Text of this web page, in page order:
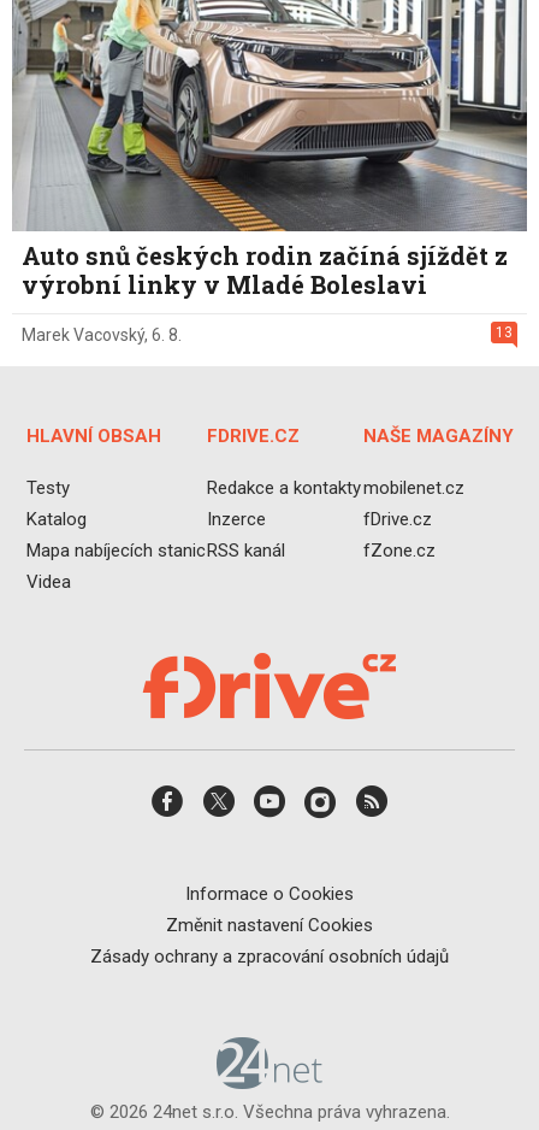
Auto snů českých rodin začíná sjíždět z
výrobní linky v Mladé Boleslavi
13
Marek Vacovský, 6. 8.
HLAVNÍ OBSAH
Testy
Katalog
Mapa nabíjecích stanic
Videa
FDRIVE.CZ
Redakce a kontakty
Inzerce
RSS kanál
NAŠE MAGAZÍNY
mobilenet.cz
fDrive.cz
fZone.cz
Informace o Cookies
Změnit nastavení Cookies
Zásady ochrany a zpracování osobních údajů
© 2026 24net s.r.o. Všechna práva vyhrazena.